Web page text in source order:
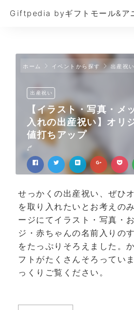
Giftpedia byギフトモール&ア
ホーム イベントから探す 出産祝い
出産祝い
【イラスト・写真・メ
入れの出産祝い】オリ
値打ちアップ
せっかくの出産祝い、ぜひ
を取り入れたいとお考えの
ージにてイラスト・写真・
ジ・赤ちゃんの名前入りの
をたっぷりそろえました。
フトがたくさんそろってい
っくりご覧ください。